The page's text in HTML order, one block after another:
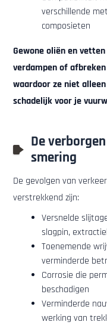
verschillende
composieten
Gewone oliën en
verdampen of
waardoor ze niet
schadelijk voor je
De
smering
De gevolgen van
verstrekkend zijn:
Versnelde
slagpin,
Toenemende
verminderde
Corrosie die
beschadigen
Verminderde
werking van